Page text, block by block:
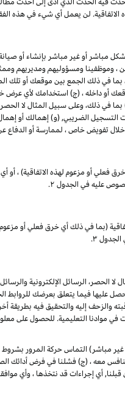
لن يعمل أي شيء في هذه
مباشر أو غير مباشر بإنشاء أو
، وموظفينا ومسؤوليهم ومديريهم
في ذلك الجمع بين موقعك أو تلك
أو داخله ، (ج) استخدامك لأي عرض
في ذلك، وعلى سبيل المثال لا
التسجيل الضريبي, (و) إهمالك أو
تفويض خاص ، لممارسة أو الدفاع
فعلي أو مزعوم لهذه الاتفاقية) ،
عليه في الجدول ۲.
(بما في ذلك أي خرق فعلي أو
۳.
الرسائل الإلكترونية
فيما يتعلق بعرضك للروابط
إليه والتحقيق فيه بطريقة أخرى
التعليمية. للحصول على
مباشر) التماس حركة المرور بشروط
معه ، (ج) فشلنا في فرض أدائك
أي إجراءات قد نتخذها ، وأي